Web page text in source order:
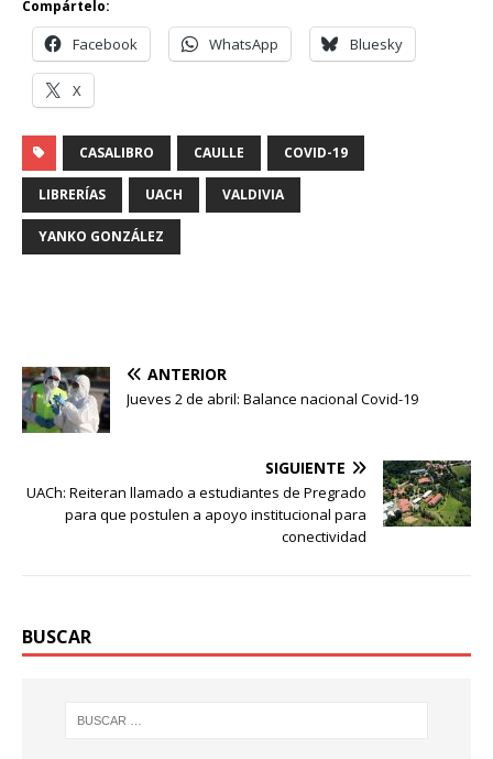
Compártelo:
Facebook WhatsApp Bluesky
X
CASALIBRO CAULLE COVID-19
LIBRERÍAS UACH VALDIVIA
YANKO GONZÁLEZ
ANTERIOR
Jueves 2 de abril: Balance nacional Covid-19
SIGUIENTE
UACh: Reiteran llamado a estudiantes de Pregrado
para que postulen a apoyo institucional para
conectividad
BUSCAR